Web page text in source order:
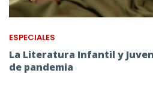
ESPECIALES
La Literatura Infantil y
de pandemia